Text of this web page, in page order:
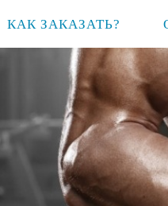
КАК ЗАКАЗАТЬ?